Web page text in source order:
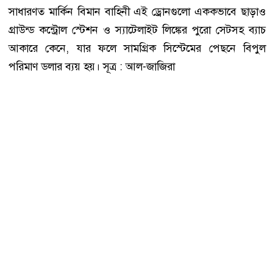
সাধারণত মার্কিন বিমান বাহিনী এই ড্রোনগুলো এককভাবে ছাড়াও
গ্রাউন্ড কন্ট্রোল স্টেশন ও স্যাটেলাইট লিঙ্কের পুরো সেটসহ ব্যাচ
আকারে কেনে, যার ফলে সামগ্রিক সিস্টেমের পেছনে বিপুল
পরিমাণ ডলার ব্যয় হয়। সূত্র : আল-জাজিরা